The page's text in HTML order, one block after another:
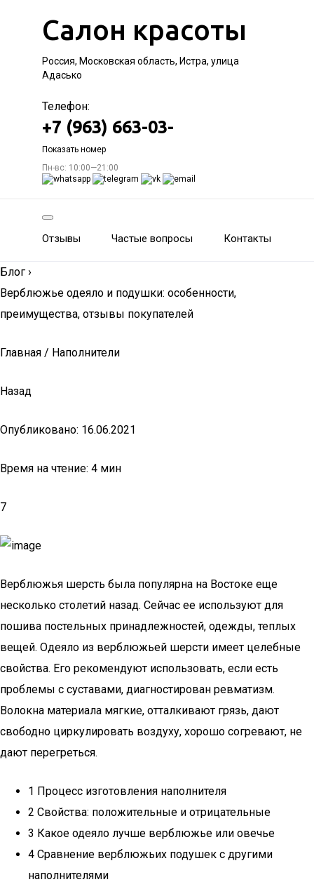
Салон красоты
Россия, Московская область, Истра, улица
Адасько
Телефон:
+7 (963) 663-03-
Показать номер
Пн-вс: 10:00—21:00
Отзывы Частые вопросы Контакты
Блог ›
Верблюжье одеяло и подушки: особенности,
преимущества, отзывы покупателей
Главная / Наполнители
Назад
Опубликовано: 16.06.2021
Время на чтение: 4 мин
7
Верблюжья шерсть была популярна на Востоке еще
несколько столетий назад. Сейчас ее используют для
пошива постельных принадлежностей, одежды, теплых
вещей. Одеяло из верблюжьей шерсти имеет целебные
свойства. Его рекомендуют использовать, если есть
проблемы с суставами, диагностирован ревматизм.
Волокна материала мягкие, отталкивают грязь, дают
свободно циркулировать воздуху, хорошо согревают, не
дают перегреться.
1 Процесс изготовления наполнителя
2 Свойства: положительные и отрицательные
3 Какое одеяло лучше верблюжье или овечье
4 Сравнение верблюжьих подушек с другими
наполнителями